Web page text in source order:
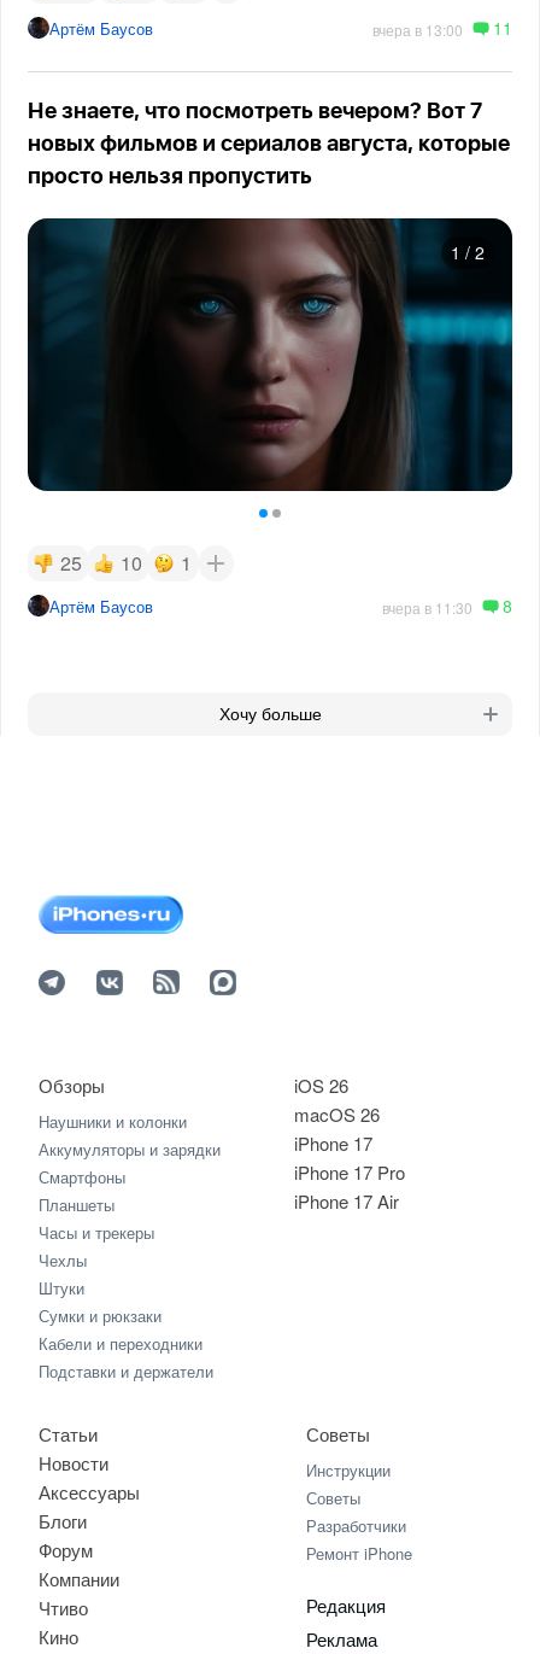
Артём Баусов вчера в 13:00 11
Не знаете, что посмотреть вечером? Вот 7
новых фильмов и сериалов августа, которые
просто нельзя пропустить
1 / 2
25 10 1
Артём Баусов вчера в 11:30 8
Хочу больше
iOS 26
macOS 26
iPhone 17
iPhone 17 Pro
iPhone 17 Air
Обзоры
Наушники и колонки
Аккумуляторы и зарядки
Смартфоны
Планшеты
Часы и трекеры
Чехлы
Штуки
Сумки и рюкзаки
Кабели и переходники
Подставки и держатели
Статьи
Новости
Аксессуары
Блоги
Форум
Компании
Чтиво
Кино
Советы
Инструкции
Советы
Разработчики
Ремонт iPhone
Редакция
Реклама